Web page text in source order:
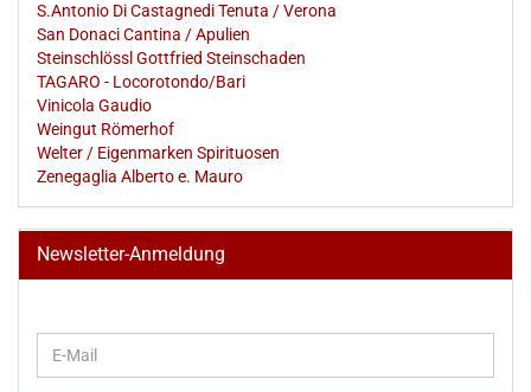
S.Antonio Di Castagnedi Tenuta / Verona
San Donaci Cantina / Apulien
Steinschlössl Gottfried Steinschaden
TAGARO - Locorotondo/Bari
Vinicola Gaudio
Weingut Römerhof
Welter / Eigenmarken Spirituosen
Zenegaglia Alberto e. Mauro
Newsletter-Anmeldung
ZUR
E-
Mail